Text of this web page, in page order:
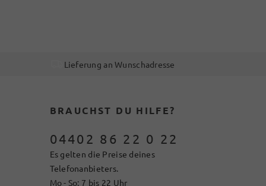
Lieferung an Wunschadresse
BRAUCHST DU HILFE?
04402 86 22 0 22
Es gelten die Preise deines
Telefonanbieters.
Mo - So: 7 bis 22 Uhr